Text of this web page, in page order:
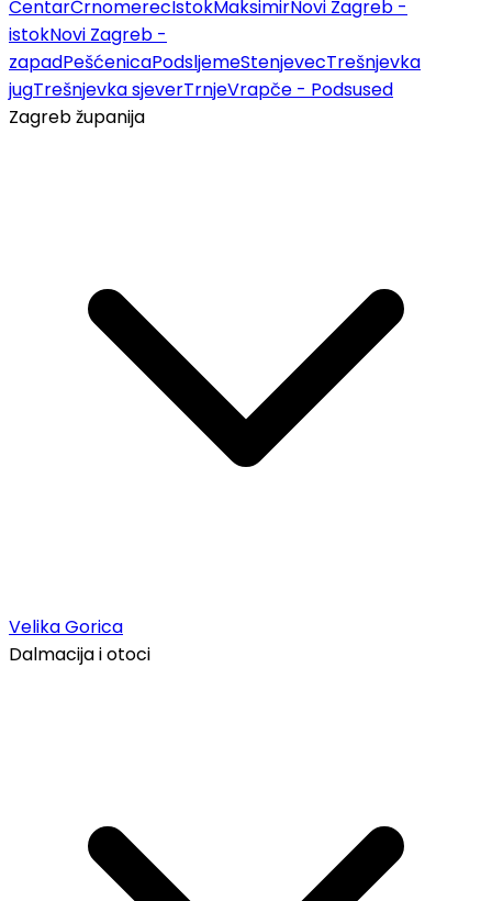
CentarČrnomerecIstokMaksimirNovi Zagreb -
istokNovi Zagreb -
zapadPešćenicaPodsljemeStenjevecTrešnjevka
jugTrešnjevka sjeverTrnjeVrapče - Podsused
Zagreb županija
Velika Gorica
Dalmacija i otoci